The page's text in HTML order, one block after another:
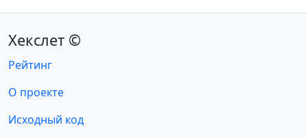
Хекслет ©
Рейтинг
О проекте
Исходный код